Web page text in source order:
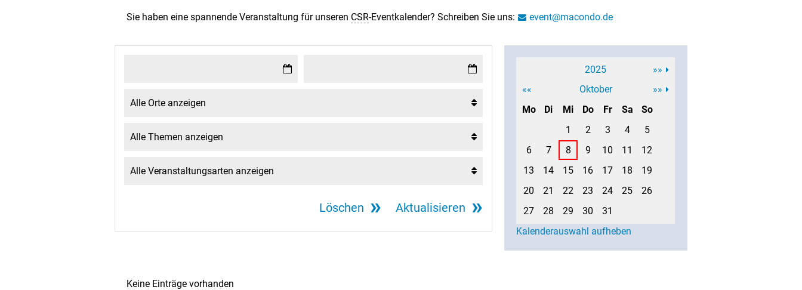
Sie haben eine spannende Veranstaltung für unseren CSR-Eventkalender? Schreiben Sie uns: event@macondo.de
Löschen Aktualisieren
2025
»»
««
Oktober
»»
Mo
Di Mi Do Fr Sa
So
1
2 3 4
5
6
7 8 9 10 11
12
13
14 15 16 17 18
19
20
21 22 23 24 25
26
27
28 29 30
31
Kalenderauswahl aufheben
Keine Einträge vorhanden